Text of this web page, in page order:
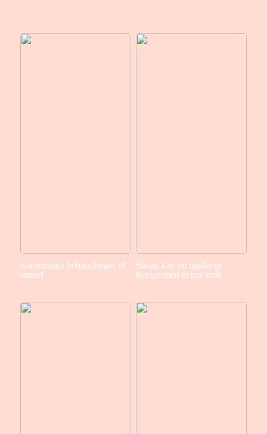
Kosmetiske behandlinger til
mænd
Sådan kan en tandlæge
hjælpe med et nyt smil